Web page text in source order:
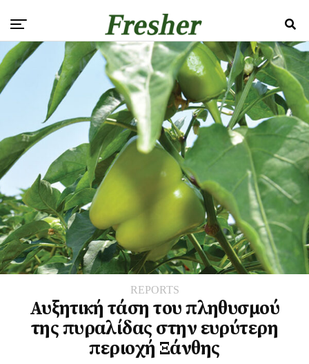
REPORTS
Αυξητική τάση του πληθυσμού
της πυραλίδας στην ευρύτερη
περιοχή Ξάνθης